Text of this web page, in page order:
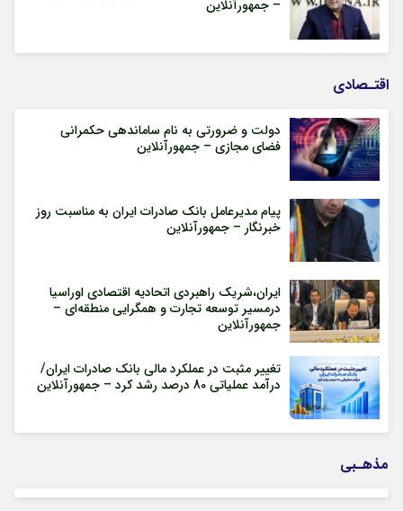
– جمهورآنلاین
اقتـصادی
دولت و ضرورتی به نام ساماندهی حکمرانی
فضای مجازی – جمهورآنلاین
پیام مدیرعامل بانک صادرات ایران به مناسبت روز
خبرنگار – جمهورآنلاین
ایران،شریک راهبردی اتحادیه اقتصادی اوراسیا
درمسیر توسعه تجارت و همگرایی منطقه‌ای –
جمهورآنلاین
تغییر مثبت در عملکرد مالی بانک صادرات ایران/
درآمد عملیاتی 80 درصد رشد کرد – جمهورآنلاین
مذهـبی